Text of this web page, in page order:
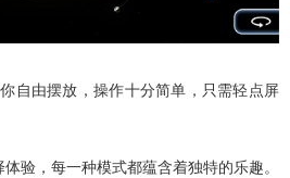
自由摆放，操作十分简单，只需轻点屏
验，每一种模式都蕴含着独特的乐趣。